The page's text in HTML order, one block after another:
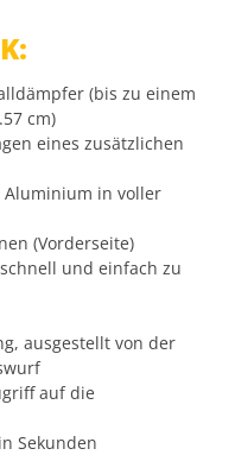
(bis zu einem
cm)
eines zusätzlichen
Aluminium in voller
(Vorderseite)
und einfach zu
ausgestellt von der
auf die
Sekunden